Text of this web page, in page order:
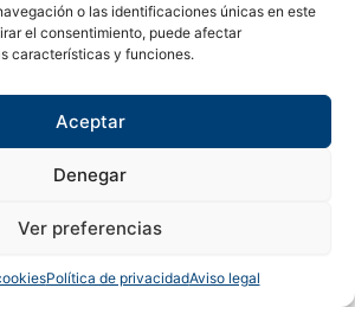
o las identificaciones únicas en este
el consentimiento, puede afectar
características y funciones.
Aceptar
Denegar
Ver preferencias
Política de privacidadAviso legal